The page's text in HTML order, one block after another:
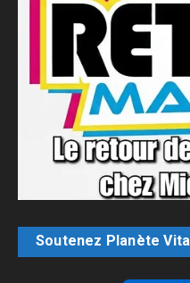
Soutenez Planète Vita